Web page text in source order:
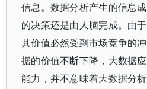
信息。数据分析产生的信息
的决策还是由人脑完成。由
其价值必然受到市场竞争的
据的价值不断下降，大数据
能力，并不意味着大数据分